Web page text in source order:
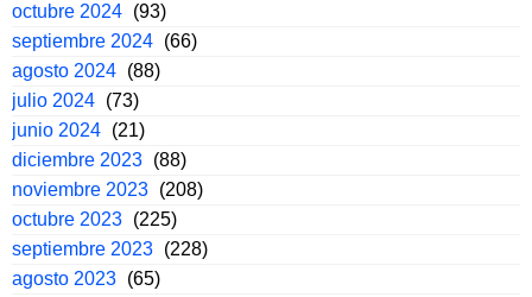
octubre 2024 (93)
septiembre 2024 (66)
agosto 2024 (88)
julio 2024 (73)
junio 2024 (21)
diciembre 2023 (88)
noviembre 2023 (208)
octubre 2023 (225)
septiembre 2023 (228)
agosto 2023 (65)